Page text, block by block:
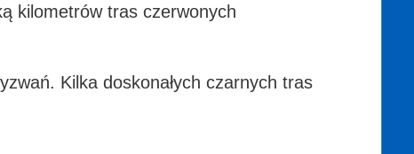
kilometrów tras czerwonych
Kilka doskonałych czarnych tras